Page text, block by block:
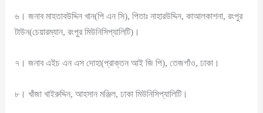
৬। জনাব মাহতাবউদ্দিন খান(পি এন সি), পিতাঃ নাহারউদ্দিন, কাআলকাশনা, রংপুর
টাউন(চেয়ারম্যান, রংপুর মিউনিসিপ্যালিটি)।
৭। জনাব এইচ এন এস দোহা(প্রাক্তন আই জি পি), তেজগাঁও, ঢাকা।
৮। খাঁজা খাইরুদ্দিন, আহসান মঞ্জিল, ঢাকা মিউনিসিপ্যালিটি।